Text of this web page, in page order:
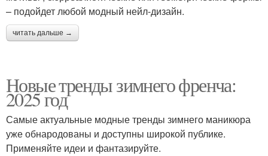
– подойдет любой модный нейл-дизайн.
читать дальше →
Новые тренды зимнего френча:
2025 год
Самые актуальные модные тренды зимнего маникюра
уже обнародованы и доступны широкой публике.
Применяйте идеи и фантазируйте.